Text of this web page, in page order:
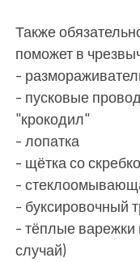
Также
поможет в
-️
-️ пусковые
"крокодил"
-️ лопатка
-️ щётка со
-️
-️ буксировочный
-️ тёплые варежки
случай)